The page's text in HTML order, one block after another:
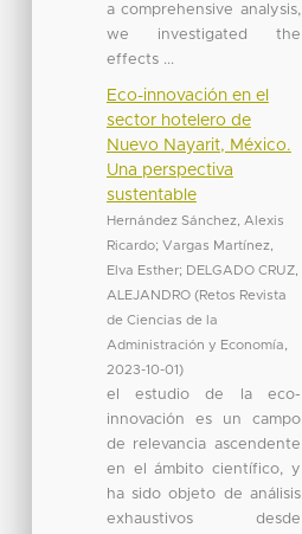
a comprehensive analysis,
we investigated the
effects ...
Eco-innovación en el
sector hotelero de
Nuevo Nayarit, México.
Una perspectiva
sustentable
Hernández Sánchez, Alexis
Ricardo; Vargas Martínez,
Elva Esther; DELGADO CRUZ,
ALEJANDRO (Retos Revista
de Ciencias de la
Administración y Economía
2023-10-01)
el estudio de la eco-
innovación es un campo
de relevancia ascendente
en el ámbito científico, y
ha sido objeto de análisis
exhaustivos desde